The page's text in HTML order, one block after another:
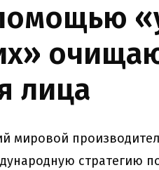
лица
мировой
стратегию